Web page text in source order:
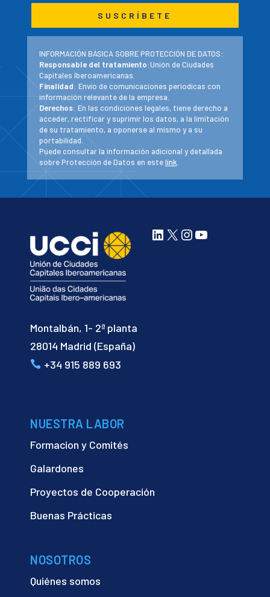
INFORMACIÓN BÁSICA SOBRE PROTECCIÓN DE DATOS:
Responsable del tratamiento:Unión de Ciudades
Capitales Iberoamericanas.
Finalidad: Envío de comunicaciones periodicas con
información relevante de la empresa.
Derechos: En las condiciones legales, tiene derecho a
acceder, rectificar y suprimir los datos, a la limitación
de su tratamiento, a oponerse al mismo y a su
portabilidad.
Puede consultar la información adicional y detallada
sobre Protección de Datos en estelink.
Montalbán, 1- 2ª planta
28014 Madrid (España)
+34 915 889 693
LinkedIn
X Instagram
YouTube
NUESTRA LABOR
Formacion y Comités
Galardones
Proyectos de Cooperación
Buenas Prácticas
NOSOTROS
Quiénes somos